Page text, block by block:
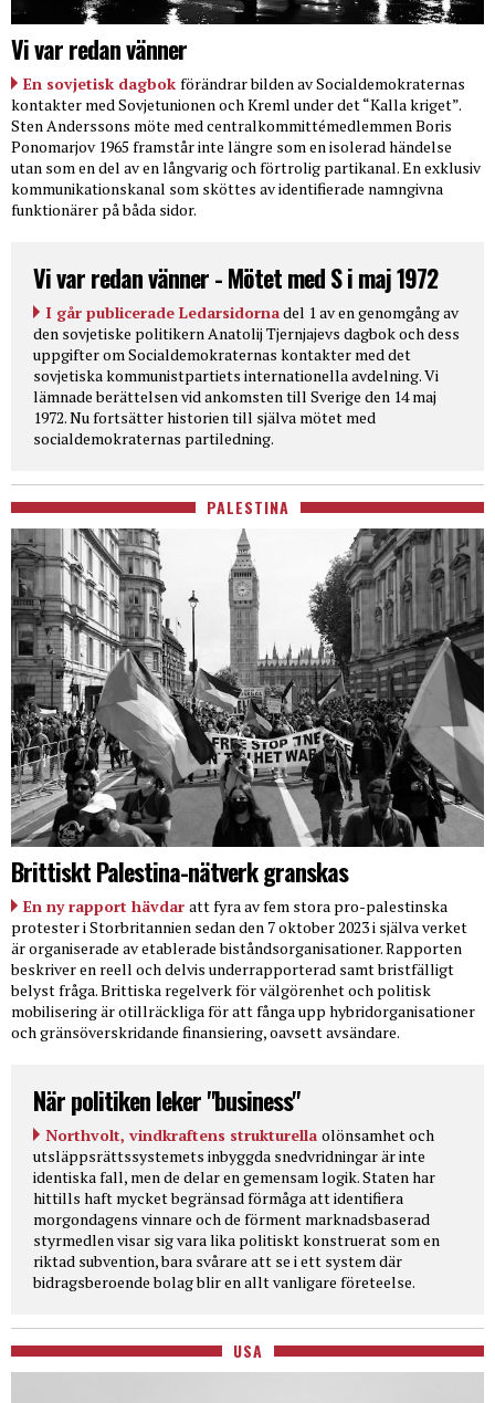
Vi var redan vänner
En sovjetisk dagbok förändrar bilden av Socialdemokraternas
kontakter med Sovjetunionen och Kreml under det “Kalla kriget”.
Sten Anderssons möte med centralkommittémedlemmen Boris
Ponomarjov 1965 framstår inte längre som en isolerad händelse
utan som en del av en långvarig och förtrolig partikanal. En exklusiv
kommunikationskanal som sköttes av identifierade namngivna
funktionärer på båda sidor.
Vi var redan vänner - Mötet med S i maj 1972
I går publicerade Ledarsidornadel 1 av en genomgång av
den sovjetiske politikern Anatolij Tjernjajevs dagbok och dess
uppgifter om Socialdemokraternas kontakter med det
sovjetiska kommunistpartiets internationella avdelning. Vi
lämnade berättelsen vid ankomsten till Sverige den 14 maj
1972. Nu fortsätter historien till själva mötet med
socialdemokraternas partiledning.
PALESTINA
Brittiskt Palestina-nätverk granskas
En ny rapport hävdar att fyra av fem stora pro-palestinska
protester i Storbritannien sedan den 7 oktober 2023 i själva verket
är organiserade av etablerade biståndsorganisationer. Rapporten
beskriver en reell och delvis underrapporterad samt bristfälligt
belyst fråga. Brittiska regelverk för välgörenhet och politisk
mobilisering är otillräckliga för att fånga upp hybridorganisationer
och gränsöverskridande finansiering, oavsett avsändare.
När politiken leker "business"
Northvolt, vindkraftens strukturella olönsamhet och
utsläppsrättssystemets inbyggda snedvridningar är inte
identiska fall, men de delar en gemensam logik. Staten har
hittills haft mycket begränsad förmåga att identifiera
morgondagens vinnare och de förment marknadsbaserad
styrmedlen visar sig vara lika politiskt konstruerat som en
riktad subvention, bara svårare att se i ett system där
bidragsberoende bolag blir en allt vanligare företeelse.
USA